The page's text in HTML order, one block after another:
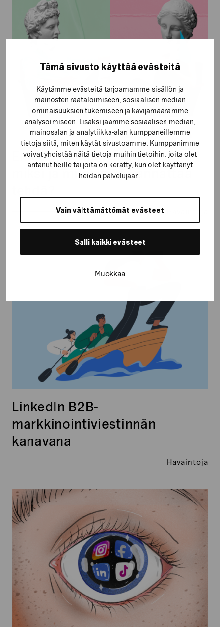
Tämä sivusto käyttää evästeitä
Käytämme evästeitä tarjoamamme sisällön ja
mainosten räätälöimiseen, sosiaalisen median
ominaisuuksien tukemiseen ja kävijämäärämme
analysoimiseen. Lisäksi jaamme sosiaalisen median,
mainosalan ja analytiikka-alan kumppaneillemme
tietoja siitä, miten käytät sivustoamme. Kumppanimme
voivat yhdistää näitä tietoja muihin tietoihin, joita olet
antanut heille tai joita on kerätty, kun olet käyttänyt
heidän palvelujaan.
Vain välttämättömät evästeet
Salli kaikki evästeet
Muokkaa
markkinointi
miksi
ja
Emotionaalinen markkinointi –
miksi ja miten sitä kannattaa
B2B-
Havaintoja
LinkedIn B2B-
markkinointiviestinnän
kanavana
Saavutettava
sisältö
sosiaalisessa
mediassa